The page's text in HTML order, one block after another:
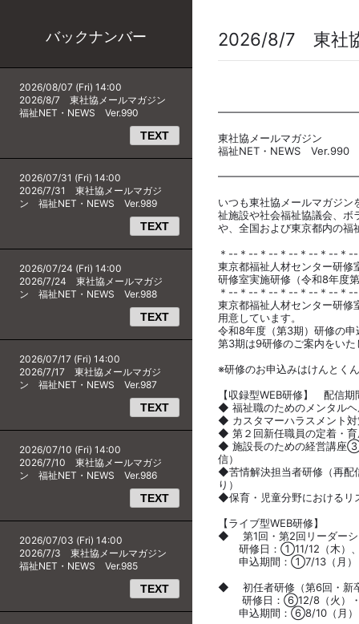
バックナンバー
2026/08/07 (Fri) 14:00
2026/8/7 東社協メールマガジン
福祉NET・NEWS Ver.990
TEXT
2026/07/31 (Fri) 14:00
2026/7/31 東社協メールマガジ
ン 福祉NET・NEWS Ver.989
TEXT
2026/07/24 (Fri) 14:00
2026/7/24 東社協メールマガジ
ン 福祉NET・NEWS Ver.988
TEXT
2026/07/17 (Fri) 14:00
2026/7/17 東社協メールマガジ
ン 福祉NET・NEWS Ver.987
TEXT
2026/07/10 (Fri) 14:00
2026/7/10 東社協メールマガジ
ン 福祉NET・NEWS Ver.986
TEXT
2026/07/03 (Fri) 14:00
2026/7/3 東社協メールマガジン
福祉NET・NEWS Ver.985
TEXT
2026/8/7 東社
東社協メールマガジン
福祉NET・NEWS Ver.990
いつも東社協メールマガジ
祉施設や社会福祉協議会、ボ
や、全国および東京都内の福
＊--＊--＊--＊--＊--＊--＊
東京都福祉人材センター研修
研修室実施研修（令和8年度
＊--＊--＊--＊--＊--＊--＊
東京都福祉人材センター研修
用意しています。
令和8年度（第3期）研修の
第3期は9研修のご案内をいた
※研修のお申込みはけんとく
【収録型WEB研修】 配信
◆ 福祉職のためのメンタル
◆ カスタマーハラスメント
◆ 第２回新任職員の定着・
◆ 施設長のための経営講座③
◆苦情解決担当者研修（再配
◆保育・児童分野におけるリ
【ライブ型WEB研修】
◆ 第1回・第2回リーダーシ
研修日：①11/12（木）、
申込期間：①7/13（月）
◆ 初任者研修（第6回・新
研修日：⑥12/8（火）・
申込期間：⑥8/10（月）